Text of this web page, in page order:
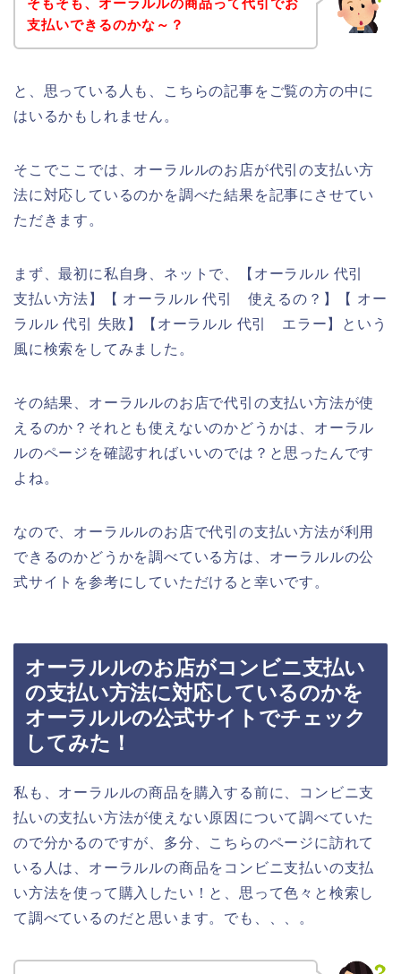
そもそも、オーラルルの商品って代引でお
支払いできるのかな～？
と、思っている人も、こちらの記事をご覧の方の中に
はいるかもしれません。
そこでここでは、オーラルルのお店が代引の支払い方
法に対応しているのかを調べた結果を記事にさせてい
ただきます。
まず、最初に私自身、ネットで、【オーラルル 代引
支払い方法】【 オーラルル 代引 使えるの？】【 オー
ラルル 代引 失敗】【オーラルル 代引 エラー】という
風に検索をしてみました。
その結果、オーラルルのお店で代引の支払い方法が使
えるのか？それとも使えないのかどうかは、オーラル
ルのページを確認すればいいのでは？と思ったんです
よね。
なので、オーラルルのお店で代引の支払い方法が利用
できるのかどうかを調べている方は、オーラルルの公
式サイトを参考にしていただけると幸いです。
オーラルルのお店がコンビニ支払い
の支払い方法に対応しているのかを
オーラルルの公式サイトでチェック
してみた！
私も、オーラルルの商品を購入する前に、コンビニ支
払いの支払い方法が使えない原因について調べていた
ので分かるのですが、多分、こちらのページに訪れて
いる人は、オーラルルの商品をコンビニ支払いの支払
い方法を使って購入したい！と、思って色々と検索し
て調べているのだと思います。でも、、、。